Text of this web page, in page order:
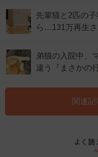
先輩猫と2匹の
ら…131万再生
弟猫の入院中、
違う『まさかの
関連